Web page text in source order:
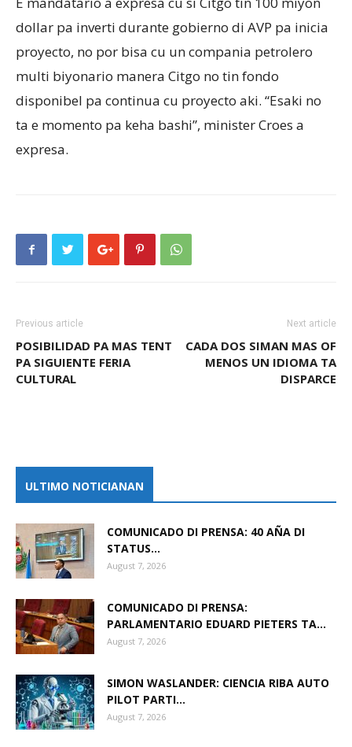
dollar pa inverti durante gobierno di AVP pa inicia
proyecto, no por bisa cu un compania petrolero
multi biyonario manera Citgo no tin fondo
disponibel pa continua cu proyecto aki. “Esaki no
ta e momento pa keha bashi”, minister Croes a
expresa.
Previous article
POSIBILIDAD PA MAS TENT
PA SIGUIENTE FERIA
CULTURAL
Next article
CADA DOS SIMAN MAS OF
MENOS UN IDIOMA TA
DISPARCE
ULTIMO NOTICIANAN
COMUNICADO DI PRENSA: 40 AÑA DI
STATUS...
August 7, 2026
COMUNICADO DI PRENSA:
PARLAMENTARIO EDUARD PIETERS TA...
August 7, 2026
SIMON WASLANDER: CIENCIA RIBA AUTO
PILOT PARTI...
August 7, 2026